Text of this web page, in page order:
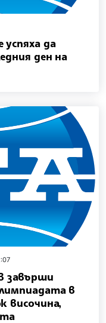
да
ден на
завърши
в
височина,